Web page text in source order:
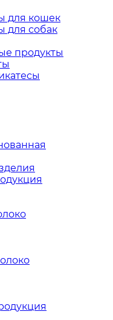
для кошек
для собак
продукты